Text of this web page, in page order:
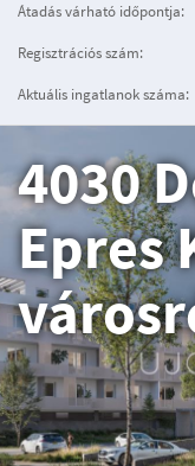
Átadás várható időpontja:
Regisztrációs szám:
Aktuális ingatlanok száma:
4030
Epres